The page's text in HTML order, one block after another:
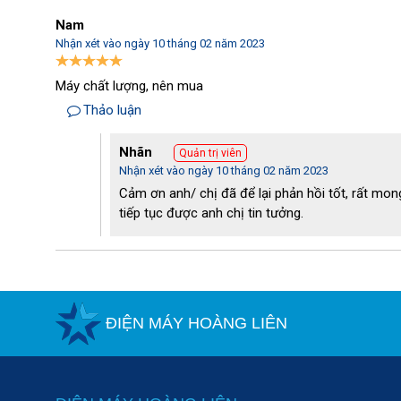
Đôi nét về máy rửa xe Palada 2900-9.0HP
Máy chạy bằng xăng nên rất thích hợp làm trong các
biên giới, hải đảo. Model là thiết bị không thể thiếu trong
vệ sinh các loại xe tải lớn, xịt rửa tường nhà.
Nam
Nhận xét vào ngày 10 tháng 02 năm 2023
Máy chất lượng, nên mua
Thảo luận
Nhãn Quản trị viên
Nhận xét vào ngày 10 tháng 02 năm 2023
Cảm ơn anh/ chị đã để lại phản hồi tốt, rất
tiếp tục được anh chị tin tưởng.
ĐIỆN MÁY HOÀNG LIÊN